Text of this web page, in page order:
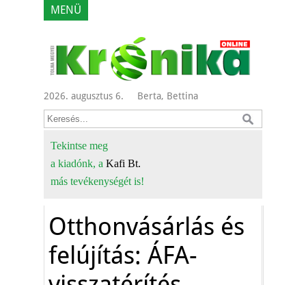
MENÜ
2026. augusztus 6. Berta, Bettina
Tekintse meg
a kiadónk, a Kafi Bt.
más tevékenységét is!
Otthonvásárlás és
felújítás: ÁFA-